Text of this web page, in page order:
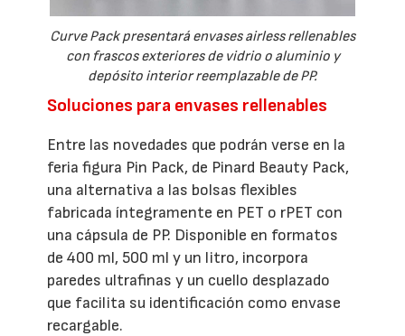
Curve Pack presentará envases airless rellenables
con frascos exteriores de vidrio o aluminio y
depósito interior reemplazable de PP.
Soluciones para envases rellenables
Entre las novedades que podrán verse en la
feria figura Pin Pack, de Pinard Beauty Pack,
una alternativa a las bolsas flexibles
fabricada íntegramente en PET o rPET con
una cápsula de PP. Disponible en formatos
de 400 ml, 500 ml y un litro, incorpora
paredes ultrafinas y un cuello desplazado
que facilita su identificación como envase
recargable.